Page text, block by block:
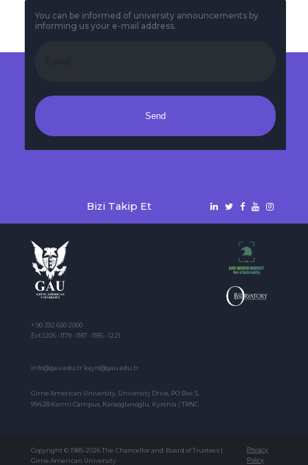
You can be informed of university announcements by
informing us your e-mail address.
Send
Bizi Takip Et
+ 90 392 650 2000
Ext:1205 - 1179 - 1187 - 1185 - 1221
info@gau.edu.tr kayit@gau.edu.tr
Girne American University, University Drive, PO Box 5,
99428 Karmi Campus, Karaoglanoglu, Kyrenia / TRNC
Copyright © 1985-2026 The Chancellor and Board of Trustees |
Girne American University
Privacy
Policy